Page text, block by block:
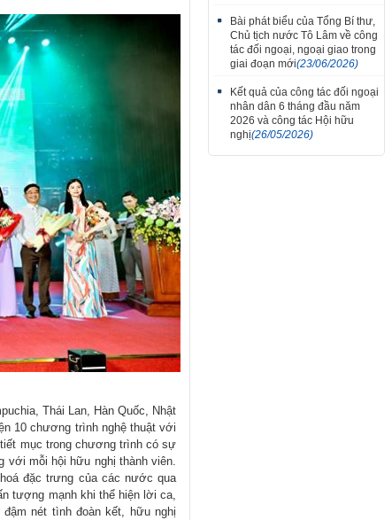
Thái Lan, Hàn Quốc, Nhật
10 chương trình nghệ thuật với
mục trong chương trình có sự
với mỗi hội hữu nghị thành viên.
đặc trưng của các nước qua
tượng mạnh khi thể hiện lời ca,
nét tình đoàn kết, hữu nghị
Bài phát biểu của Tổng Bí thư,
Chủ tịch nước Tô Lâm về công
tác đối ngoại, ngoại giao trong
giai đoạn mới(23/06/2026)
Kết quả của công tác đối ngoại
nhân dân 6 tháng đầu năm
2026 và công tác Hội hữu
nghị(26/05/2026)